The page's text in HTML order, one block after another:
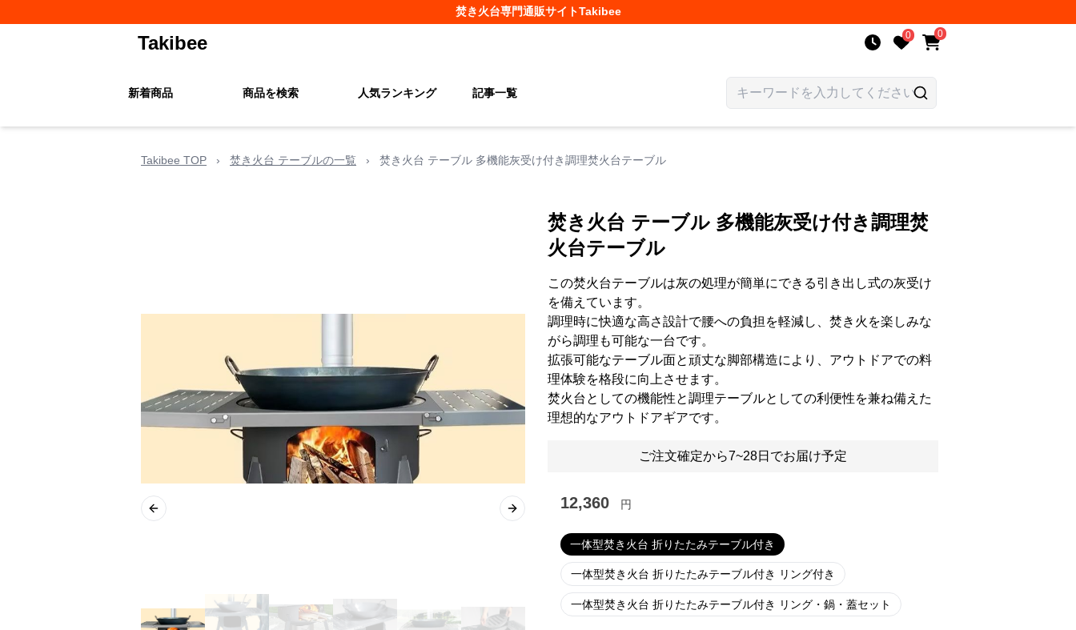
焚き火台専門通販サイトTakibee
Takibee 0 0
新着商品 商品を検索 人気ランキング 記事一覧
Takibee TOP › 焚き火台 テーブルの一覧 › 焚き火台 テーブル 多機能灰受け付き調理焚火台テーブル
Previous slide Next slide
焚き火台 テーブル 多機能灰受け付き調理焚
火台テーブル
この焚火台テーブルは灰の処理が簡単にできる引き出し式の灰受け
を備えています。
調理時に快適な高さ設計で腰への負担を軽減し、焚き火を楽しみな
がら調理も可能な一台です。
拡張可能なテーブル面と頑丈な脚部構造により、アウトドアでの料
理体験を格段に向上させます。
焚火台としての機能性と調理テーブルとしての利便性を兼ね備えた
理想的なアウトドアギアです。
ご注文確定から7~28日でお届け予定
12,360 円
一体型焚き火台 折りたたみテーブル付き
一体型焚き火台 折りたたみテーブル付き リング付き
一体型焚き火台 折りたたみテーブル付き リング・鍋・蓋セット